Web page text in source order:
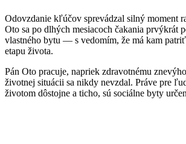
Odovzdanie kľúčov sprevádzal silný moment
Oto sa po dlhých mesiacoch čakania prvýkrát
vlastného bytu — s vedomím, že má kam
etapu života.
Pán Oto pracuje, napriek zdravotnému
životnej situácii sa nikdy nevzdal. Práve pre
životom dôstojne a ticho, sú sociálne byty